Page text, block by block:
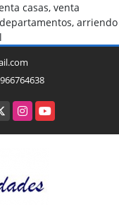
casas, venta
arriendo
InstagramYouTube